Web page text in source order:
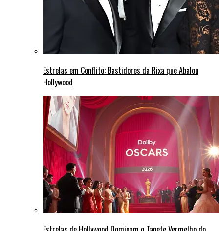
Estrelas em Conflito: Bastidores da Rixa que Abalou
Hollywood